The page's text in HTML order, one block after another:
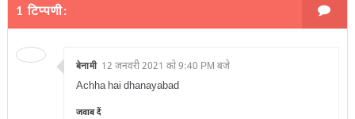
1 टिप्पणी:
बेनामी 12 जनवरी 2021 को 9:40 PM बजे
Achha hai dhanayabad
जवाब दें